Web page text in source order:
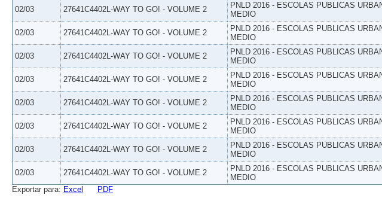
02/03 27641C4402L-WAY TO GO! - VOLUME 2
PNLD 2016 - ESCOLAS PUBLICAS
MEDIO
02/03 27641C4402L-WAY TO GO! - VOLUME 2
PNLD 2016 - ESCOLAS PUBLICAS
MEDIO
02/03 27641C4402L-WAY TO GO! - VOLUME 2
PNLD 2016 - ESCOLAS PUBLICAS
MEDIO
02/03 27641C4402L-WAY TO GO! - VOLUME 2
PNLD 2016 - ESCOLAS PUBLICAS
MEDIO
02/03 27641C4402L-WAY TO GO! - VOLUME 2
PNLD 2016 - ESCOLAS PUBLICAS
MEDIO
02/03 27641C4402L-WAY TO GO! - VOLUME 2
PNLD 2016 - ESCOLAS PUBLICAS
MEDIO
02/03 27641C4402L-WAY TO GO! - VOLUME 2
PNLD 2016 - ESCOLAS PUBLICAS
MEDIO
02/03 27641C4402L-WAY TO GO! - VOLUME 2
PNLD 2016 - ESCOLAS PUBLICAS
MEDIO
Exportar para: Excel PDF